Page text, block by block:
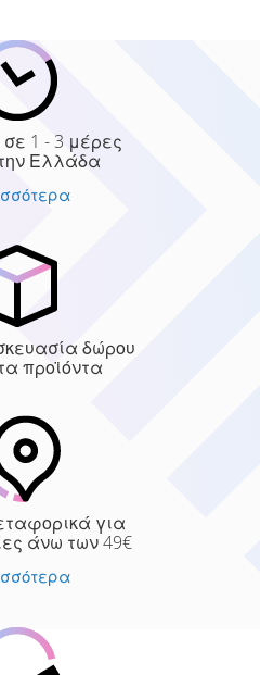
1 - 3 μέρες
Ελλάδα
δώρου
προϊόντα
για
άνω των 49€